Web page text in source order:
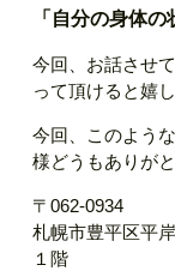
「自分の身体の
今回、お話させ
って頂けると嬉し
今回、このよう
様どうもありが
〒062-0934
札幌市豊平区平
１階